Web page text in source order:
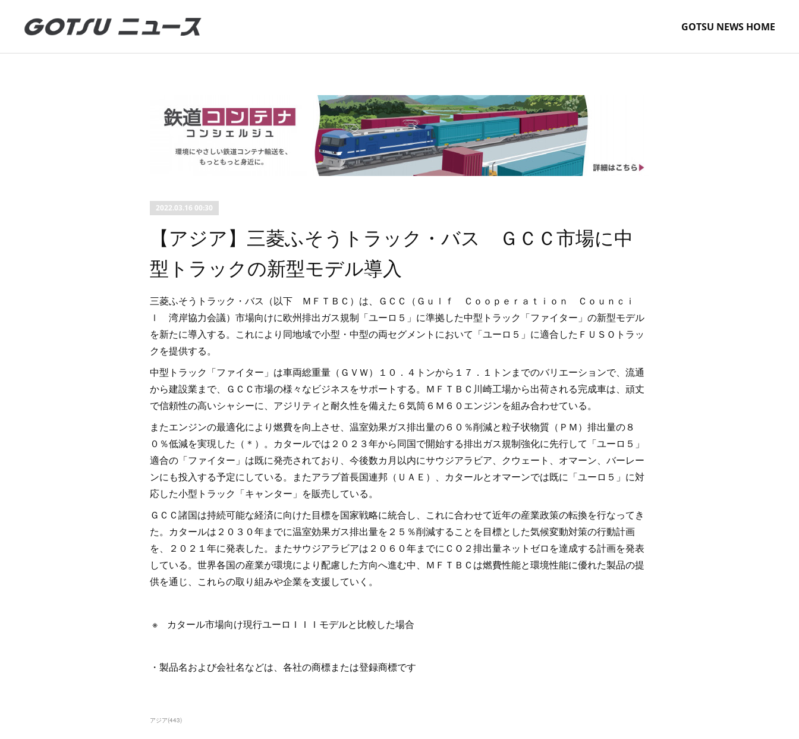
GOTSU NEWS HOME
2022.03.16 00:30
【アジア】三菱ふそうトラック・バス ＧＣＣ市場に中
型トラックの新型モデル導入
三菱ふそうトラック・バス（以下 ＭＦＴＢＣ）は、ＧＣＣ（Ｇｕｌｆ Ｃｏｏｐｅｒａｔｉｏｎ Ｃｏｕｎｃｉ
ｌ 湾岸協力会議）市場向けに欧州排出ガス規制「ユーロ５」に準拠した中型トラック「ファイター」の新型モデル
を新たに導入する。これにより同地域で小型・中型の両セグメントにおいて「ユーロ５」に適合したＦＵＳＯトラッ
クを提供する。
中型トラック「ファイター」は車両総重量（ＧＶＷ）１０．４トンから１７．１トンまでのバリエーションで、流通
から建設業まで、ＧＣＣ市場の様々なビジネスをサポートする。ＭＦＴＢＣ川崎工場から出荷される完成車は、頑丈
で信頼性の高いシャシーに、アジリティと耐久性を備えた６気筒６Ｍ６０エンジンを組み合わせている。
またエンジンの最適化により燃費を向上させ、温室効果ガス排出量の６０％削減と粒子状物質（ＰＭ）排出量の８
０％低減を実現した（＊）。カタールでは２０２３年から同国で開始する排出ガス規制強化に先行して「ユーロ５」
適合の「ファイター」は既に発売されており、今後数カ月以内にサウジアラビア、クウェート、オマーン、バーレー
ンにも投入する予定にしている。またアラブ首長国連邦（ＵＡＥ）、カタールとオマーンでは既に「ユーロ５」に対
応した小型トラック「キャンター」を販売している。
ＧＣＣ諸国は持続可能な経済に向けた目標を国家戦略に統合し、これに合わせて近年の産業政策の転換を行なってき
た。カタールは２０３０年までに温室効果ガス排出量を２５％削減することを目標とした気候変動対策の行動計画
を、２０２１年に発表した。またサウジアラビアは２０６０年までにＣＯ２排出量ネットゼロを達成する計画を発表
している。世界各国の産業が環境により配慮した方向へ進む中、ＭＦＴＢＣは燃費性能と環境性能に優れた製品の提
供を通じ、これらの取り組みや企業を支援していく。
※ カタール市場向け現行ユーロＩＩＩモデルと比較した場合
・製品名および会社名などは、各社の商標または登録商標です
アジア(443)